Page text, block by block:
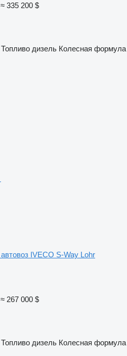
≈ 335 200 $
Топливо дизель Колесная формула
автовоз IVECO S-Way Lohr
≈ 267 000 $
Топливо дизель Колесная формула